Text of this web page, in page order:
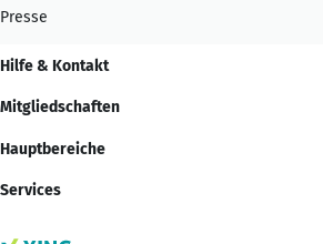
Presse
Hilfe & Kontakt
Mitgliedschaften
Hauptbereiche
Services